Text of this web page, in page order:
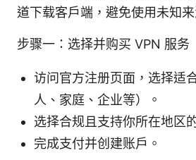
道下载客户端，避免使用未知来
步骤一：选择并购买 VPN 服务
访问官方注册页面，选择适
人、家庭、企业等）。
选择合规且支持你所在地区
完成支付并创建账户。